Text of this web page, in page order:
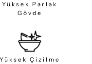
Yüksek Parlak
Gövde
Yüksek Çizilme